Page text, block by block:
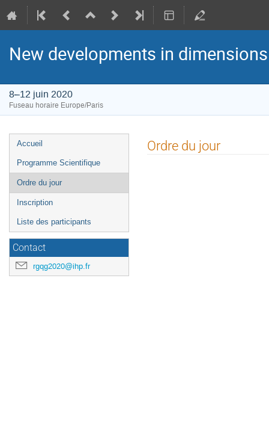
New developments in
8–12 juin 2020
Fuseau horaire Europe/Paris
Menu
de
l'événement
Accueil
Programme Scientifique
Ordre du jour
Inscription
Liste des participants
Contact
rgqg2020@ihp.fr
Ordre du jour